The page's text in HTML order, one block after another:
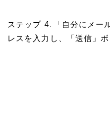
ステップ 4. 「自分にメー
レスを入力し、「送信」